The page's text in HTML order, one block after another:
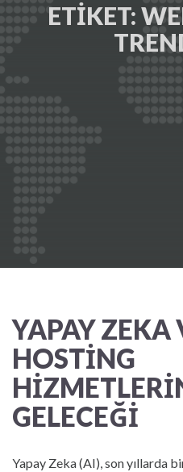
ETIKET:
YAPAY ZEKA
HOSTING
GELECEĞI
Yapay Zeka (AI), son yıllarda